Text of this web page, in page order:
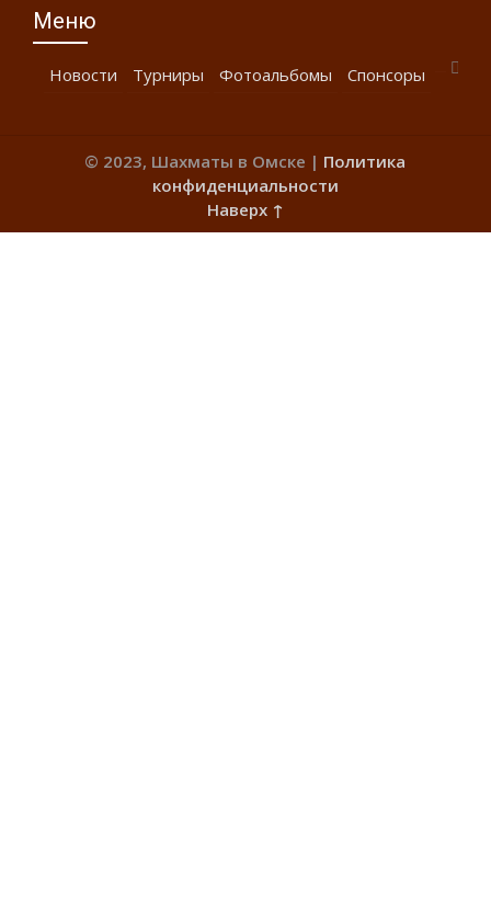
Меню
Новости Турниры Фотоальбомы Спонсоры
© 2023, Шахматы в Омске | Политика
конфиденциальности
Наверх ↑